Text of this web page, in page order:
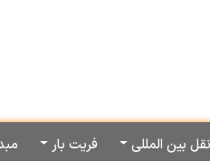
بین المللی فریت بار